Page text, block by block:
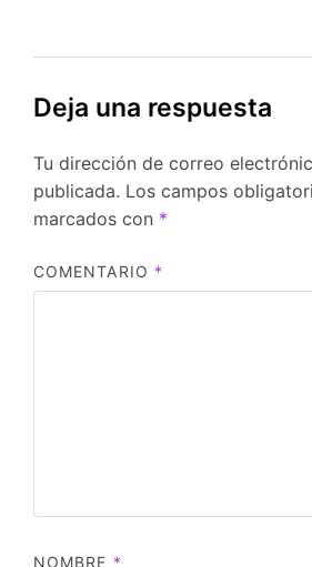
Deja una respuesta
Tu dirección de correo
publicada. Los campos
marcados con *
COMENTARIO *
NOMBRE *